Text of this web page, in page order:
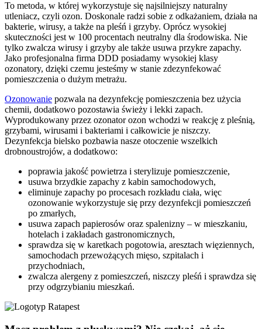
To metoda, w której wykorzystuje się najsilniejszy naturalny
utleniacz, czyli ozon. Doskonale radzi sobie z odkażaniem, działa na
bakterie, wirusy, a także na pleśń i grzyby. Oprócz wysokiej
skuteczności jest w 100 procentach neutralny dla środowiska. Nie
tylko zwalcza wirusy i grzyby ale także usuwa przykre zapachy.
Jako profesjonalna firma DDD posiadamy wysokiej klasy
ozonatory, dzięki czemu jesteśmy w stanie zdezynfekować
pomieszczenia o dużym metrażu.
Ozonowanie pozwala na dezynfekcję pomieszczenia bez użycia
chemii, dodatkowo pozostawia świeży i lekki zapach.
Wyprodukowany przez ozonator ozon wchodzi w reakcję z pleśnią,
grzybami, wirusami i bakteriami i całkowicie je niszczy.
Dezynfekcja bielsko pozbawia nasze otoczenie wszelkich
drobnoustrojów, a dodatkowo:
poprawia jakość powietrza i sterylizuje pomieszczenie,
usuwa brzydkie zapachy z kabin samochodowych,
eliminuje zapachy po procesach rozkładu ciała, więc
ozonowanie wykorzystuje się przy dezynfekcji pomieszczeń
po zmarłych,
usuwa zapach papierosów oraz spalenizny – w mieszkaniu,
hotelach i zakładach gastronomicznych,
sprawdza się w karetkach pogotowia, aresztach więziennych,
samochodach przewożących mięso, szpitalach i
przychodniach,
zwalcza alergeny z pomieszczeń, niszczy pleśń i sprawdza się
przy odgrzybianiu mieszkań.